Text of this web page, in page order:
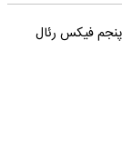
دسته پنجم فیکس رئال